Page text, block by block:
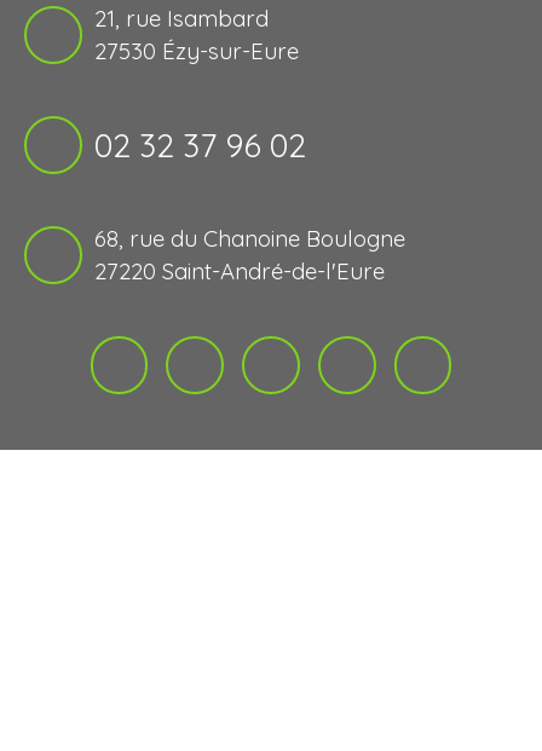
21, rue Isambard
27530 Ézy-sur-Eure
02 32 37 96 02
68, rue du Chanoine Boulogne
27220 Saint-André-de-l'Eure